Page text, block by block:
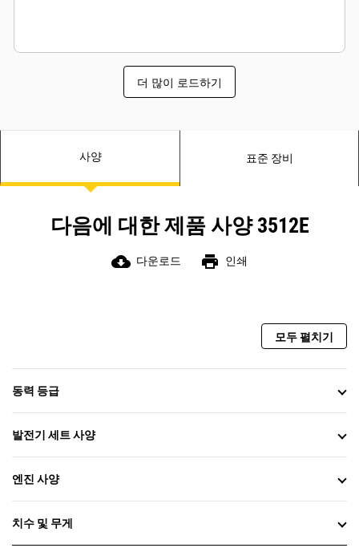
더 많이 로드하기
사양 표준 장비
다음에 대한 제품 사양 3512E
cloud_download 다운로드 print 인쇄
모두 펼치기
동력 등급
발전기 세트 사양
엔진 사양
치수 및 무게